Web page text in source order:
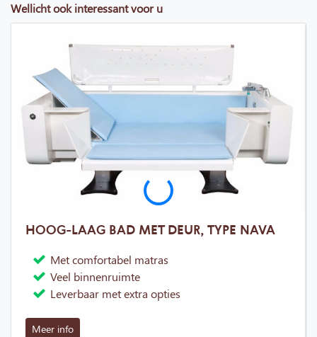
Wellicht ook interessant voor u
HOOG-LAAG BAD MET DEUR, TYPE NAVA
Met comfortabel matras
Veel binnenruimte
Leverbaar met extra opties
Meer info